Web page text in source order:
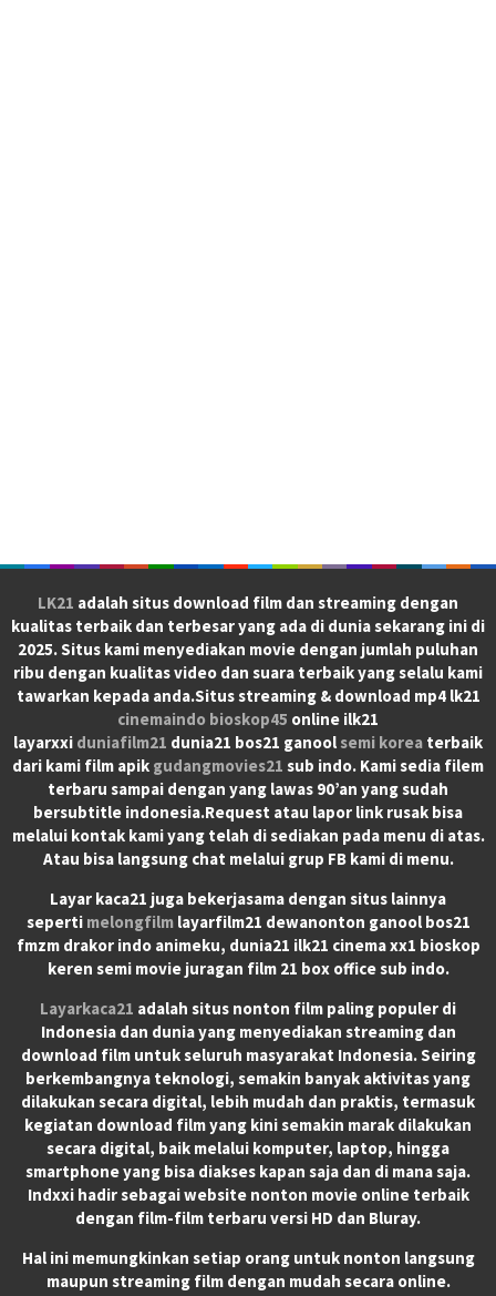
LK21 adalah situs download film dan streaming dengan
kualitas terbaik dan terbesar yang ada di dunia sekarang ini di
2025. Situs kami menyediakan movie dengan jumlah puluhan
ribu dengan kualitas video dan suara terbaik yang selalu kami
tawarkan kepada anda.Situs streaming & download mp4 lk21
cinemaindo bioskop45 online ilk21
layarxxi duniafilm21 dunia21 bos21 ganool semi korea terbaik
dari kami film apik gudangmovies21 sub indo. Kami sedia filem
terbaru sampai dengan yang lawas 90’an yang sudah
bersubtitle indonesia.Request atau lapor link rusak bisa
melalui kontak kami yang telah di sediakan pada menu di atas.
Atau bisa langsung chat melalui grup FB kami di menu.
Layar kaca21 juga bekerjasama dengan situs lainnya
seperti melongfilmlayarfilm21 dewanonton ganool bos21
fmzm drakor indo animeku, dunia21 ilk21 cinema xx1 bioskop
keren semi movie juragan film 21 box office sub indo.
Layarkaca21 adalah situs nonton film paling populer di
Indonesia dan dunia yang menyediakan streaming dan
download film untuk seluruh masyarakat Indonesia. Seiring
berkembangnya teknologi, semakin banyak aktivitas yang
dilakukan secara digital, lebih mudah dan praktis, termasuk
kegiatan download film yang kini semakin marak dilakukan
secara digital, baik melalui komputer, laptop, hingga
smartphone yang bisa diakses kapan saja dan di mana saja.
Indxxi hadir sebagai website nonton movie online terbaik
dengan film-film terbaru versi HD dan Bluray.
Hal ini memungkinkan setiap orang untuk nonton langsung
maupun streaming film dengan mudah secara online.